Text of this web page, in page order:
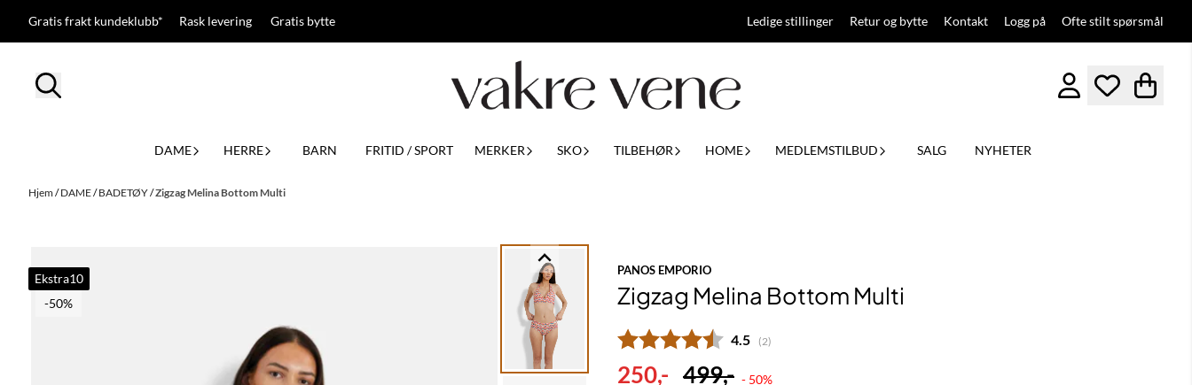
Hopp til innhold
Gratis frakt kundeklubb* Rask levering Gratis bytte Ledige stillinger Retur og bytte Kontakt Logg på Ofte stilt spørsmål
DAME HERRE BARN FRITID / SPORT MERKER SKO TILBEHØR HOME MEDLEMSTILBUD SALG NYHETER
Hjem/DAME/BADETØY/Zigzag Melina Bottom Multi
Ekstra10
-50%
PANOS EMPORIO
Zigzag Melina Bottom Multi
Gjennomsnittskarakter:
4.5 (stemmer:
2)
250,- 499,- - 50%